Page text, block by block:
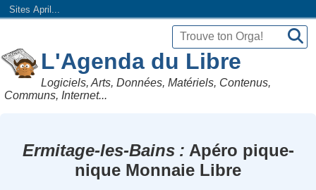
Sites April...
L'Agenda du Libre
Logiciels, Arts, Données, Matériels, Contenus,
Communs, Internet...
Ermitage-les-Bains
Apéro pique-
nique Monnaie Libre